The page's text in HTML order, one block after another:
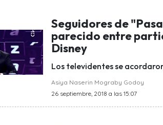
Seguidores de
parecido entre
Disney
Los televidentes se
Asiya Naserin Mograby Godoy
26 septiembre, 2018 a las 15:07